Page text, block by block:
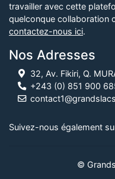
travailler avec cette
quelconque collaboration
contactez-nous ici.
Nos Adresses
32, Av. Fikiri, Q.
+243 (0) 851 900
Suivez-nous également
©